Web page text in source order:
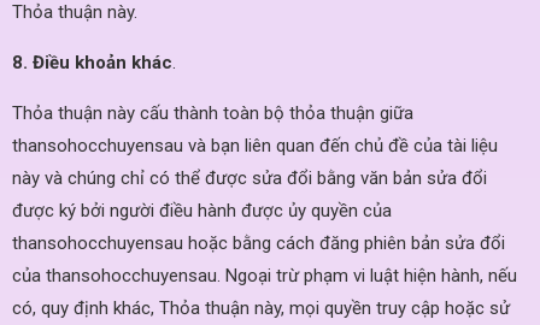
Thỏa thuận này.
8. Điều khoản khác.
Thỏa thuận này cấu thành toàn bộ thỏa thuận giữa
thansohocchuyensau và bạn liên quan đến chủ đề của tài liệu
này và chúng chỉ có thể được sửa đổi bằng văn bản sửa đổi
được ký bởi người điều hành được ủy quyền của
thansohocchuyensau hoặc bằng cách đăng phiên bản sửa đổi
của thansohocchuyensau. Ngoại trừ phạm vi luật hiện hành, nếu
có, quy định khác, Thỏa thuận này, mọi quyền truy cập hoặc sử